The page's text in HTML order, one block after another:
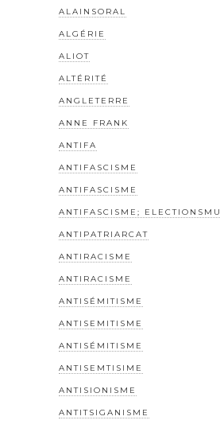
ALAINSORAL
ALGÉRIE
ALIOT
ALTÉRITÉ
ANGLETERRE
ANNE FRANK
ANTIFA
ANTIFASCISME
ANTIFASCISME
ANTIFASCISME;
ANTIPATRIARCAT
ANTIRACISME
ANTIRACISME
ANTISÉMITISME
ANTISEMITISME
ANTISÉMITISME
ANTISEMTISIME
ANTISIONISME
ANTITSIGANISME